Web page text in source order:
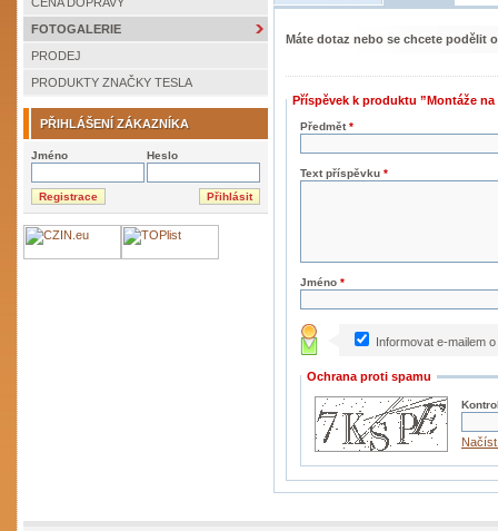
FOTOGALERIE
PRODEJ
PRODUKTY ZNAČKY TESLA
PŘIHLÁŠENÍ ZÁKAZNÍKA
Jméno Heslo
Máte dotaz nebo se chcete podělit
Příspěvek k produktu ”Montáže
Předmět*
Text příspěvku *
Jméno *
Informovat e-mailem
Ochrana proti spamu